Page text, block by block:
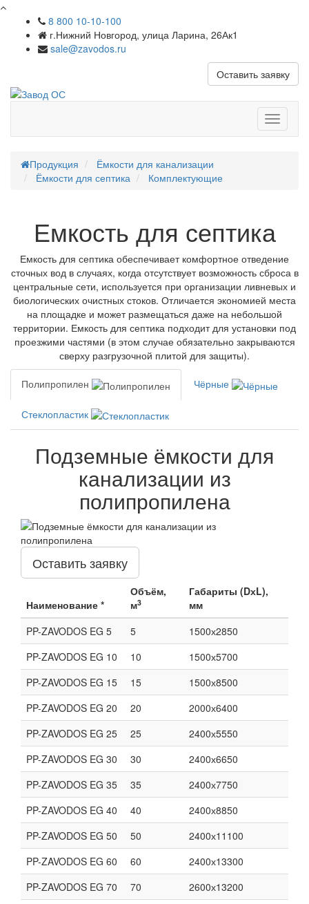
8 800 10-10-100
г.Нижний Новгород, улица Ларина, 26Ак1
sale@zavodos.ru
Оставить заявку
меню
Продукция
Ёмкости для канализации
Ёмкости для септика
Комплектующие
Емкость для септика
Емкость для септика обеспечивает комфортное отведение
сточных вод в случаях, когда отсутствует возможность сброса в
центральные сети, используется при организации ливневых и
биологических очистных стоков. Отличается экономией места
на площадке и может размещаться даже на небольшой
территории. Емкость для септика подходит для установки под
проезжими частями (в этом случае обязательно закрываются
сверху разгрузочной плитой для защиты).
Полипропилен Чёрные
Стеклопластик
Подземные ёмкости для
канализации из
полипропилена
Оставить заявку
Наименование *
Объём,
м3
Габариты (DхL),
мм
PP-ZAVODOS EG 5
5
1500х2850
PP-ZAVODOS EG 10
10
1500х5700
PP-ZAVODOS EG 15
15
1500х8500
PP-ZAVODOS EG 20
20
2000х6400
PP-ZAVODOS EG 25
25
2400х5550
PP-ZAVODOS EG 30
30
2400х6650
PP-ZAVODOS EG 35
35
2400х7750
PP-ZAVODOS EG 40
40
2400х8850
PP-ZAVODOS EG 50
50
2400х11100
PP-ZAVODOS EG 60
60
2400х13300
PP-ZAVODOS EG 70
70
2600х13200